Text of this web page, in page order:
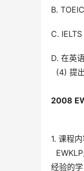
B.
C.
D. 在英
(4) 提
2008
1. 课程
经验的